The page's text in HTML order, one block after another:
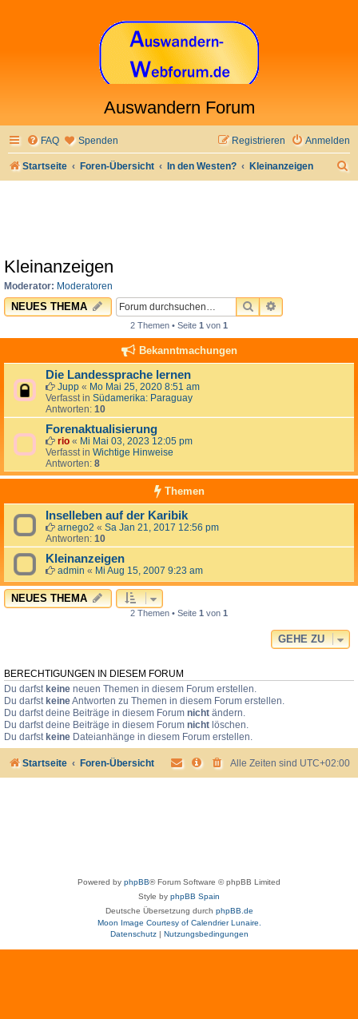
Auswandern Forum
FAQ Spenden Anmelden
Registrieren
Startseite Foren-Übersicht In den Westen? Kleinanzeigen
Kleinanzeigen
Moderator: Moderatoren
NEUES THEMA SUCHEERWEITERTE
2 Themen • Seite 1 von 1
Bekanntmachungen
Die Landessprache lernen
Jupp « Mo Mai 25, 2020 8:51 am
Verfasst in Südamerika: Paraguay
Antworten: 10
Forenaktualisierung
rio « Mi Mai 03, 2023 12:05 pm
Verfasst in Wichtige Hinweise
Antworten: 8
Themen
Inselleben auf der Karibik
arnego2 « Sa Jan 21, 2017 12:56 pm
Antworten: 10
Kleinanzeigen
admin « Mi Aug 15, 2007 9:23 am
NEUES THEMA
2 Themen • Seite 1 von 1
GEHE ZU
BERECHTIGUNGEN IN DIESEM FORUM
Du darfst keine neuen Themen in diesem Forum erstellen.
Du darfst keineAntworten zu Themen in diesem Forum erstellen.
Du darfst deine Beiträge in diesem Forum nicht ändern.
Du darfst deine Beiträge in diesem Forum nicht löschen.
Du darfst keine Dateianhänge in diesem Forum erstellen.
Startseite Foren-Übersicht Alle Zeiten sind UTC+02:00
Powered by phpBB® Forum Software © phpBB Limited
Style by phpBB Spain
Deutsche Übersetzung durch phpBB.de
Moon Image Courtesy of Calendrier Lunaire.
Datenschutz| Nutzungsbedingungen